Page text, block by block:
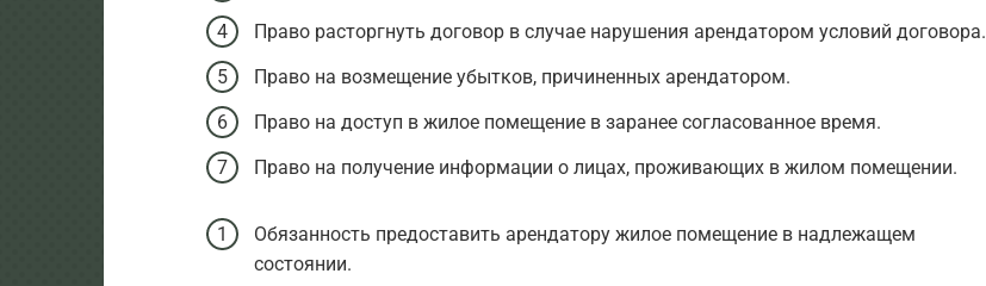
Право расторгнуть договор в случае нарушения арендатором условий договора.
Право на возмещение убытков, причиненных арендатором.
Право на доступ в жилое помещение в заранее согласованное время.
Право на получение информации о лицах, проживающих в жилом помещении.
Обязанность предоставить арендатору жилое помещение в надлежащем
состоянии.